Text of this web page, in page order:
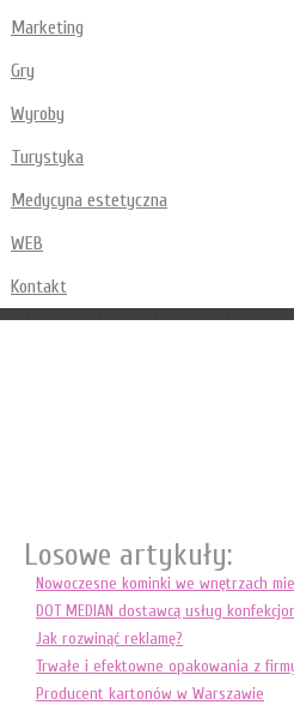
Marketing
Gry
Wyroby
Turystyka
Medycyna estetyczna
WEB
Kontakt
Losowe artykuły:
Nowoczesne kominki we wnętrzach
DOT MEDIAN dostawcą usług
Jak rozwinąć reklamę?
Trwałe i efektowne opakowania z
Producent kartonów w Warszawie